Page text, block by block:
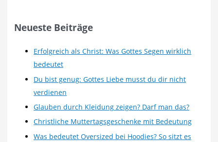
a
Neueste Beiträge
Erfolgreich als Christ: Was Gottes Segen wirklich
bedeutet
Du bist genug: Gottes Liebe musst du dir nicht
verdienen
Glauben durch Kleidung zeigen? Darf man das?
Christliche Muttertagsgeschenke mit Bedeutung
Was bedeutet Oversized bei Hoodies? So sitzt es